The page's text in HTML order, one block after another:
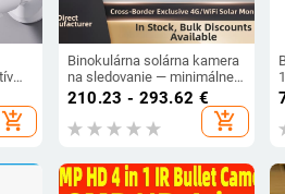
add_shopping_cart
Binokulárna solárna kamera
na sledovanie — minimálne
osvetlenie 0.001 lux,
prevádzková teplota -20 až
60°C, napájanie 5V,
210.23 - 293.62 €
add_shopping_cart